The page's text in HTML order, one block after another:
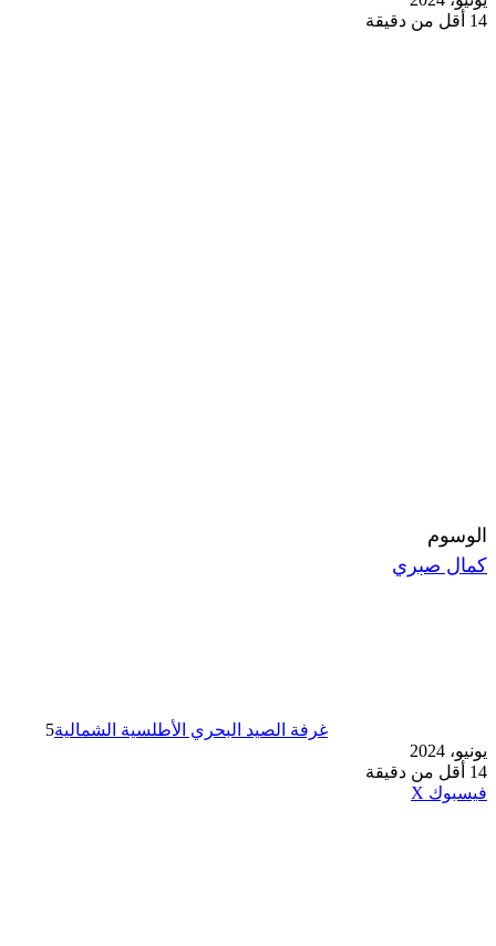
14 أقل من دقيقة
الوسوم
كمال صبري
غرفة الصيد البحري الأطلسية الشمالية5
يونيو، 2024
14 أقل من دقيقة
فيسبوك ‫X